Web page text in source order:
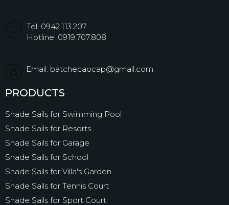
Tel: 0942.113.207
Hotline: 0919.707.808
Email: batchecaocap@gmail.com
PRODUCTS
Shade Sails for Swimming Pool
Shade Sails for Resorts
Shade Sails for Garage
Shade Sails for School
Shade Sails for Villa's Garden
Shade Sails for Tennis Court
Shade Sails for Sport Court